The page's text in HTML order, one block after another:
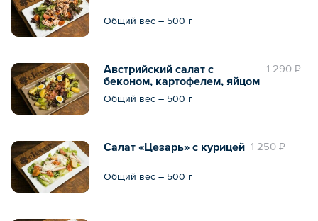
Общий вес – 500 г
1 290 ₽
Австрийский салат с
беконом, картофелем, яйцом
и маринованными
огурчиками и соусом из
Общий вес – 500 г
1 250 ₽
Салат «Цезарь» с курицей
Общий вес – 500 г